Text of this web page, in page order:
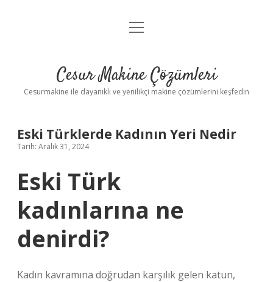
Anasayfa
Yasal Uyarı
menüyü
Cesur Makine Çözümleri
Cesurmakine ile dayanıklı ve yenilikçi makine çözümlerini keşfedin
Eski Türklerde Kadının Yeri Nedir
Tarih: Aralık 31, 2024
Eski Türk
kadınlarına ne
denirdi?
Kadın kavramına doğrudan karşılık gelen katun,